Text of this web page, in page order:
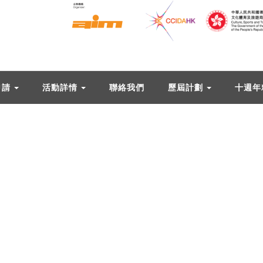
活動詳情 聯絡我們 歷屆計劃 十週